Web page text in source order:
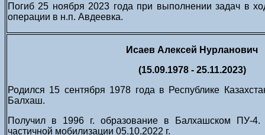
Погиб 25 ноября 2023 года при выполнении задач в
операции в н.п. Авдеевка.
Исаев Алексей Нурланович
(15.09.1978 - 25.11.2023)
Родился 15 сентября 1978 года в Республике
Балхаш.
Получил в 1996 г. образование в Балхашском ПУ-
частичной мобилизации 05.10.2022 г.